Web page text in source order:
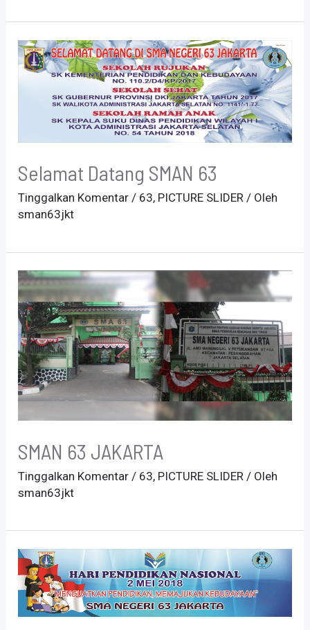
Selamat Datang SMAN 63
Tinggalkan Komentar / 63, PICTURE SLIDER / Oleh
sman63jkt
SMAN 63 JAKARTA
Tinggalkan Komentar / 63, PICTURE SLIDER / Oleh
sman63jkt